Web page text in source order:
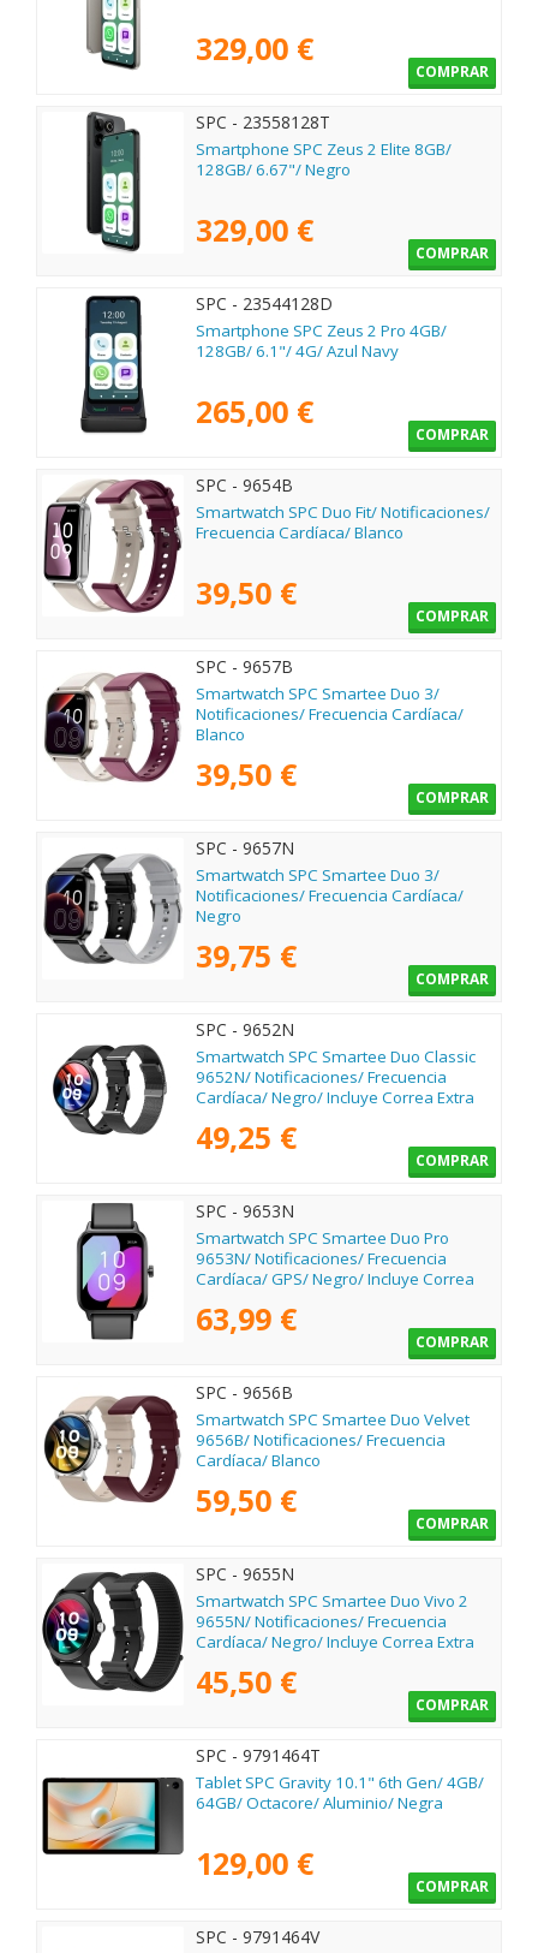
329,00 €
COMPRAR
SPC - 23558128T
Smartphone SPC Zeus 2 Elite 8GB/
128GB/ 6.67"/ Negro
329,00 €
COMPRAR
SPC - 23544128D
Smartphone SPC Zeus 2 Pro 4GB/
128GB/ 6.1"/ 4G/ Azul Navy
265,00 €
COMPRAR
SPC - 9654B
Smartwatch SPC Duo Fit/ Notificaciones/
Frecuencia Cardíaca/ Blanco
39,50 €
COMPRAR
SPC - 9657B
Smartwatch SPC Smartee Duo 3/
Notificaciones/ Frecuencia Cardíaca/
Blanco
39,50 €
COMPRAR
SPC - 9657N
Smartwatch SPC Smartee Duo 3/
Notificaciones/ Frecuencia Cardíaca/
Negro
39,75 €
COMPRAR
SPC - 9652N
Smartwatch SPC Smartee Duo Classic
9652N/ Notificaciones/ Frecuencia
Cardíaca/ Negro/ Incluye Correa Extra
49,25 €
COMPRAR
SPC - 9653N
Smartwatch SPC Smartee Duo Pro
9653N/ Notificaciones/ Frecuencia
Cardíaca/ GPS/ Negro/ Incluye Correa
63,99 €
COMPRAR
SPC - 9656B
Smartwatch SPC Smartee Duo Velvet
9656B/ Notificaciones/ Frecuencia
Cardíaca/ Blanco
59,50 €
COMPRAR
SPC - 9655N
Smartwatch SPC Smartee Duo Vivo 2
9655N/ Notificaciones/ Frecuencia
Cardíaca/ Negro/ Incluye Correa Extra
45,50 €
COMPRAR
SPC - 9791464T
Tablet SPC Gravity 10.1" 6th Gen/ 4GB/
64GB/ Octacore/ Aluminio/ Negra
129,00 €
COMPRAR
SPC - 9791464V